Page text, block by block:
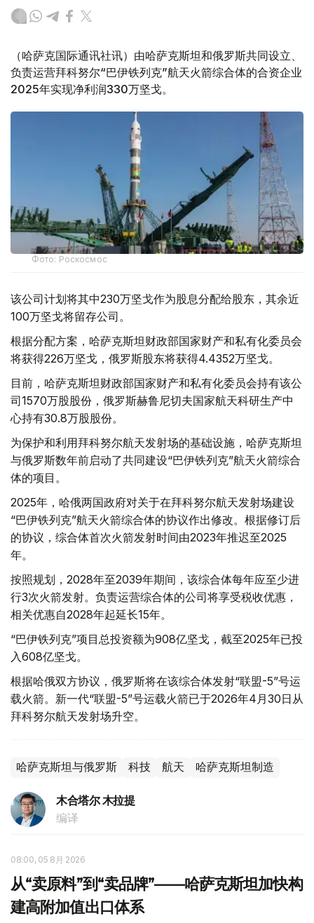
（哈萨克国际通讯社讯）由哈萨克斯坦和俄罗斯共同设立、
负责运营拜科努尔“巴伊铁列克”航天火箭综合体的合资企业
2025年实现净利润330万坚戈。
Фото: Роскосмос
该公司计划将其中230万坚戈作为股息分配给股东，其余近
100万坚戈将留存公司。
根据分配方案，哈萨克斯坦财政部国家财产和私有化委员会
将获得226万坚戈，俄罗斯股东将获得4.4352万坚戈。
目前，哈萨克斯坦财政部国家财产和私有化委员会持有该公
司1570万股股份，俄罗斯赫鲁尼切夫国家航天科研生产中
心持有30.8万股股份。
为保护和利用拜科努尔航天发射场的基础设施，哈萨克斯坦
与俄罗斯数年前启动了共同建设“巴伊铁列克”航天火箭综合
体的项目。
2025年，哈俄两国政府对关于在拜科努尔航天发射场建设
“巴伊铁列克”航天火箭综合体的协议作出修改。根据修订后
的协议，综合体首次火箭发射时间由2023年推迟至2025
年。
按照规划，2028年至2039年期间，该综合体每年应至少进
行3次火箭发射。负责运营综合体的公司将享受税收优惠，
相关优惠自2028年起延长15年。
“巴伊铁列克”项目总投资额为908亿坚戈，截至2025年已投
入608亿坚戈。
根据哈俄双方协议，俄罗斯将在该综合体发射“联盟-5”号运
载火箭。新一代“联盟-5”号运载火箭已于2026年4月30日从
拜科努尔航天发射场升空。
哈萨克斯坦与俄罗斯 科技 航天 哈萨克斯坦制造
木合塔尔 木拉提
编译
08:00, 05 8月 2026
从“卖原料”到“卖品牌”——哈萨克斯坦加快构
建高附加值出口体系